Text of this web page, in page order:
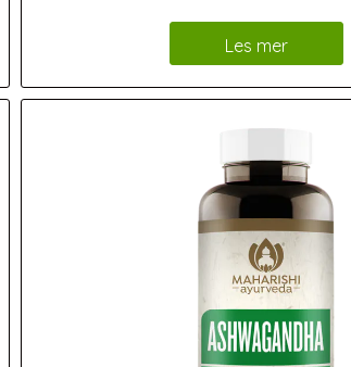
Les mer